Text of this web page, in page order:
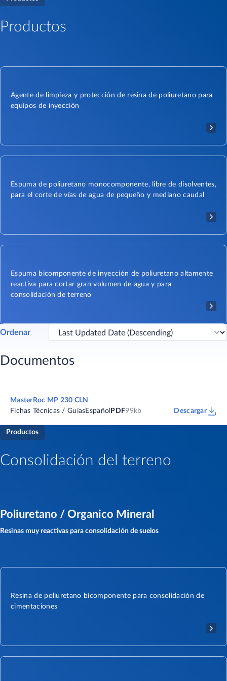
Productos
Agente de limpieza y protección de resina de poliuretano para
equipos de inyección
Espuma de poliuretano monocomponente, libre de disolventes,
para el corte de vías de agua de pequeño y mediano caudal
Espuma bicomponente de inyección de poliuretano altamente
reactiva para cortar gran volumen de agua y para
consolidación de terreno
Ordenar
Documentos
MasterRoc MP 230 CLN
Fichas Técnicas / GuíasEspañol PDF99kb Descargar
Productos
Consolidación del terreno
Poliuretano / Organico Mineral
Resinas muy reactivas para consolidación de suelos
Resina de poliuretano bicomponente para consolidación de
cimentaciones